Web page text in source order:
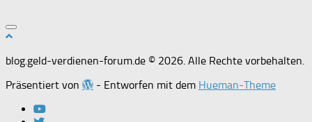
blog.geld-verdienen-forum.de © 2026. Alle Rechte vorbehalten.
Präsentiert von
- Entworfen mit dem Hueman-Theme